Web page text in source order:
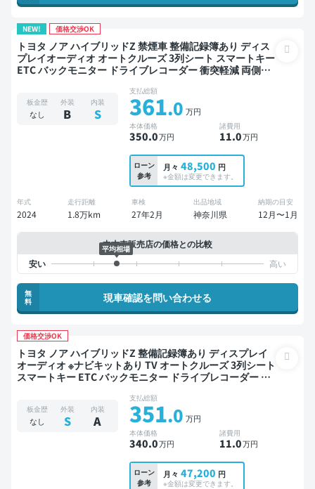
NEW! 価格交渉OK
トヨタ ノア ハイブリッドZ 禁煙車 整備記録簿あり ディス
プレイオーディオ オートクルーズ 3列シート スマートキー
ETC バックモニター ドライブレコーダー 衝突軽減 両側電
板金歴
なし
外装
B
内装
S
支払総額
361.0 万円
本体価格
350.0万円
諸費用
11.0万円
ローン
参考
月々 48,500 円
※金額は変更できます。
年式
2024
走行距離
1.8万km
車検
27年2月
出品地域
神奈川県
納期の目安
12月〜1月
中古車販売店の価格との比較
平均相場
無
料
現車確認を問い合わせる
価格交渉OK
トヨタ ノア ハイブリッドZ 整備記録簿あり ディスプレイ
オーディオ ※ナビキットあり TV オートクルーズ 3列シート
スマートキー ETC バックモニター ドライブレコーダー 衝
板金歴
なし
外装
S
内装
A
支払総額
351.0 万円
本体価格
340.0万円
諸費用
11.0万円
ローン
参考
月々 47,200 円
※金額は変更できます。